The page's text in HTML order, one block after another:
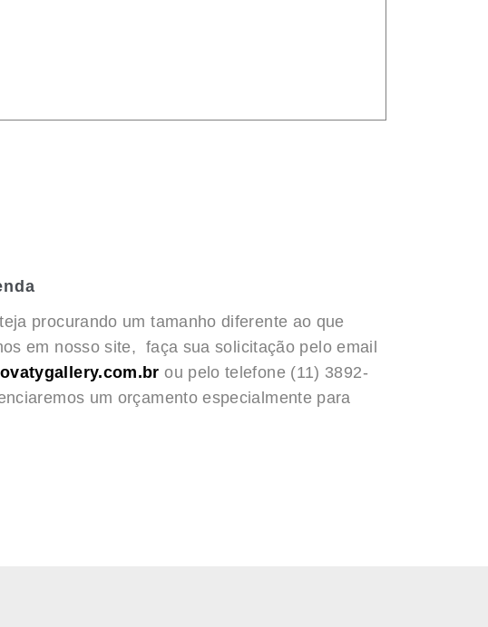
procurando um tamanho diferente ao que
em nosso site, faça sua solicitação pelo email
ou pelo telefone (11) 3892-
um orçamento especialmente para